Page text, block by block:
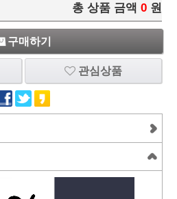
총 상품 금액 0 원
구매하기
관심상품